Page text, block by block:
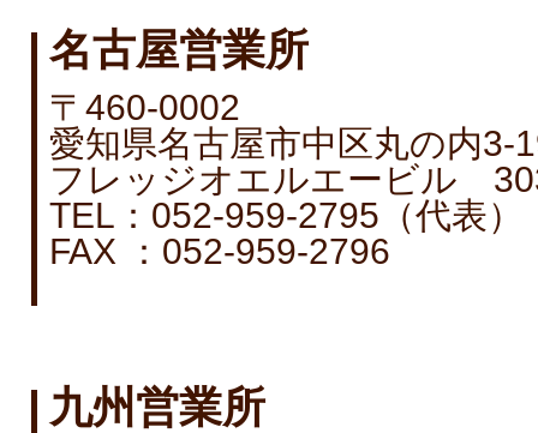
名古屋営業所
〒460-0002
愛知県名古屋市中区丸の内3-
フレッジオエルエービル
TEL：052-959-2795（代表）
FAX ：052-959-2796
九州営業所